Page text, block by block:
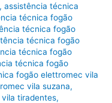
,assistência técnica
técnica fogão
técnica fogão
técnica fogão
técnica fogão
técnica fogão
fogão elettromec vila
vila suzana,
tiradentes,